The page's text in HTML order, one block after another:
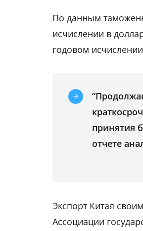
По данным
исчислении в
годовом
принятия
отчете
Экспорт Китая
Ассоциации